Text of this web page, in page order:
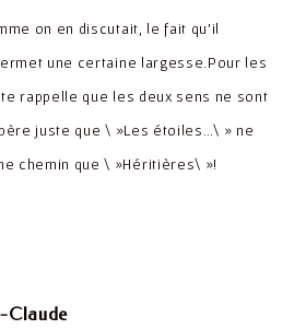
on en discutait, le fait qu'il
une certaine largesse.Pour les
rappelle que les deux sens ne sont
juste que \ »Les étoiles…\ » ne
chemin que \ »Héritières\ »!
Claudedit :